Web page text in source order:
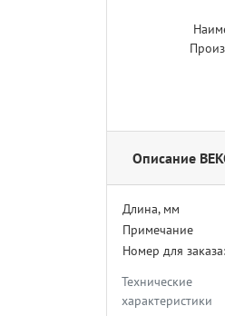
Описание
Технические
характеристики
Длина, мм
Примечание
Номер для заказа: